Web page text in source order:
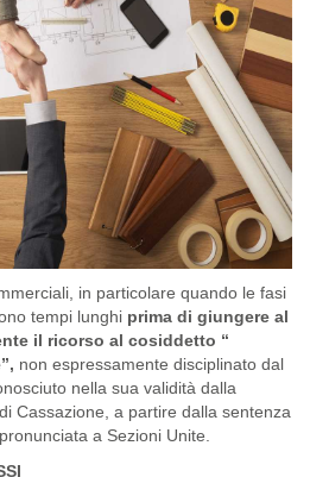
in particolare quando le fasi
tempi lunghi prima di giungere al
il ricorso al cosiddetto “
non espressamente disciplinato dal
nella sua validità dalla
Cassazione, a partire dalla sentenza
a Sezioni Unite.